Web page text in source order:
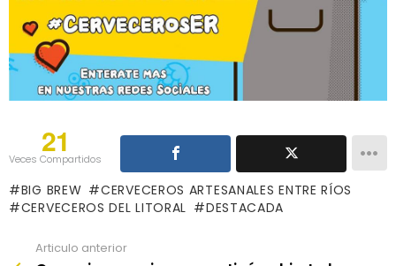
21
Veces Compartidos
BIG BREW
CERVECEROS ARTESANALES ENTRE RÍOS
CERVECEROS DEL LITORAL
DESTACADA
Articulo anterior